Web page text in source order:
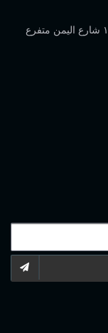
جمهورية مصر العربية - محافظة الجيزة - ١٤ شارع اليمن متفرع